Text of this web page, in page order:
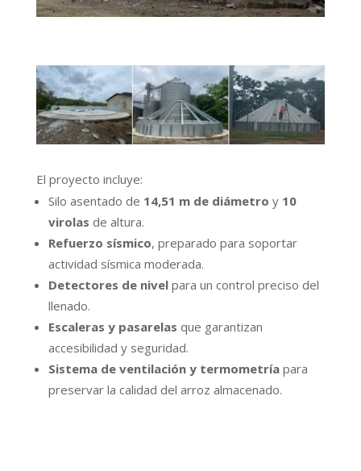
El proyecto incluye:
Silo asentado de 14,51 m de diámetro y 10
virolas de altura.
Refuerzo sísmico, preparado para soportar
actividad sísmica moderada.
Detectores de nivelpara un control preciso del
llenado.
Escaleras y pasarelas que garantizan
accesibilidad y seguridad.
Sistema de ventilación y termometríapara
preservar la calidad del arroz almacenado.